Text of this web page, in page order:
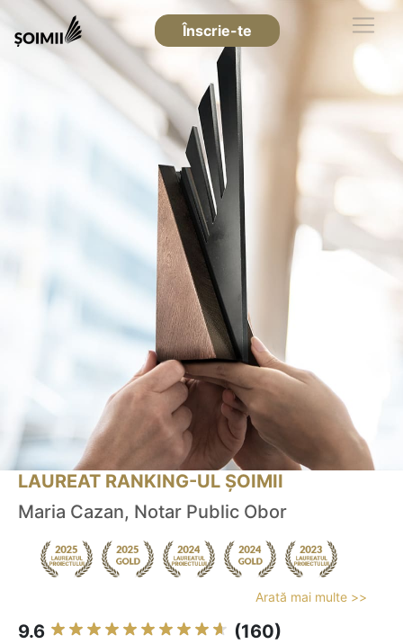
Înscrie-te
LAUREAT RANKING-UL ȘOIMII
Maria Cazan, Notar Public Obor
Arată mai multe >>
9.6 (160)